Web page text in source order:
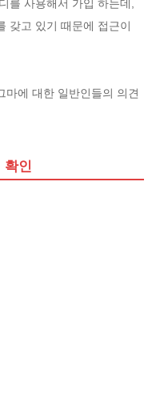
를 사용해서 가입 하는데,
갖고 있기 때문에 접근이
마에 대한 일반인들의 의견
확인